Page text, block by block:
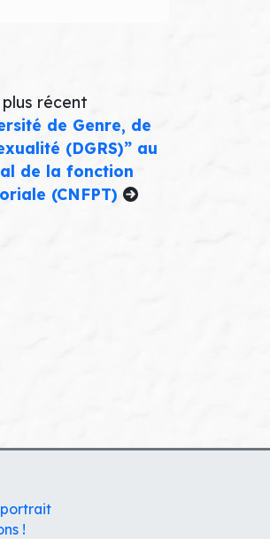
récent
de Genre, de
(DGRS)” au
de la fonction
(CNFPT)
!